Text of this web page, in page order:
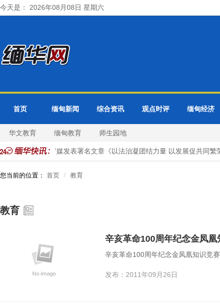
今天是： 2026年08月08日 星期六
首页 缅甸新闻 综合资讯 观点时评 缅甸经济
华文教育 缅甸教育 师生园地
珈大使在缅甸官媒发表署名文章《以法治凝团结力量 以发展促共同繁荣
您当前的位置： 首页 教育
教育
辛亥革命100周年纪念金凤
辛亥革命100周年纪念金凤凰知识竞
发布：2011年09月26日